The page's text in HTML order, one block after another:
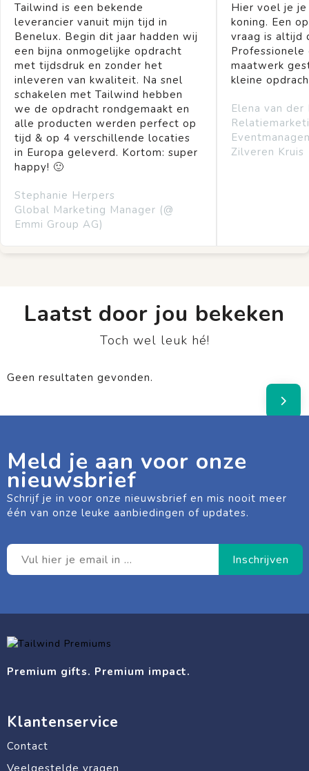
Tailwind is een bekende
leverancier vanuit mijn tijd in
Benelux. Begin dit jaar hadden wij
een bijna onmogelijke opdracht
met tijdsdruk en zonder het
inleveren van kwaliteit. Na snel
schakelen met Tailwind hebben
we de opdracht rondgemaakt en
alle producten werden perfect op
tijd & op 4 verschillende locaties
in Europa geleverd. Kortom: super
happy! 🙂
Stephanie Herpers
Global Marketing Manager (@
Emmi Group AG)
Hier voel je
koning. Een
vraag is altijd
Professionele
maatwerk
kleine
Elena van der
Zilveren Kruis
Laatst door jou bekeken
Toch wel leuk hé!
Geen resultaten gevonden.
Meld je aan voor onze
nieuwsbrief
Schrijf je in voor onze nieuwsbrief en mis nooit meer
één van onze leuke aanbiedingen of updates.
Premium gifts. Premium impact.
Klantenservice
Contact
Veelgestelde vragen